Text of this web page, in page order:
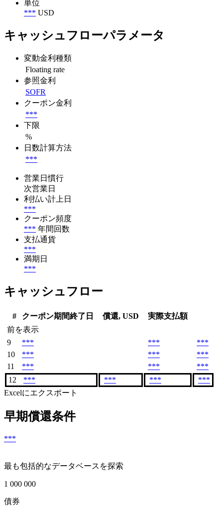
単位
*** USD
キャッシュフローパラメータ
変動金利種類
Floating rate
参照金利
SOFR
クーポン金利
***
下限
%
日数計算方法
***
営業日慣行
次営業日
利払い計上日
***
クーポン頻度
*** 年間回数
支払通貨
***
満期日
***
キャッシュフロー
# クーポン期間終了日 償還, USD
実際支払額
前を表示
9
*** ***
***
10
*** ***
***
11
*** ***
***
12
*** *** ***
***
Excelにエクスポート
早期償還条件
***
最も包括的なデータベースを探索
1 000 000
債券